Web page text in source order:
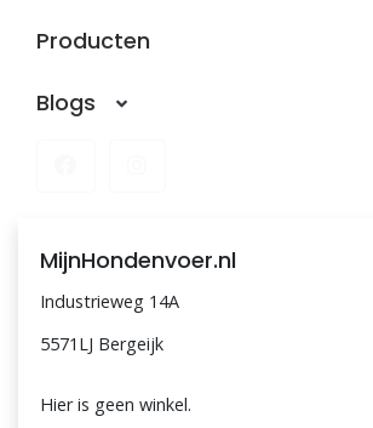
Producten
Blogs
MijnHondenvoer.nl
Industrieweg 14A
5571LJ Bergeijk
Hier is geen winkel.